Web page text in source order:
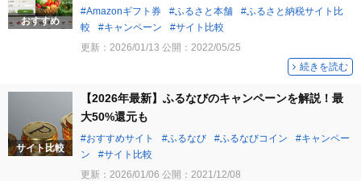
Amazonギフト券 ふるさと本舗
ふるさと納税サイト比
較
キャンペーン
サイト比較
更新： 2026/01/13 公開： 2022/05/25
続きを読む
おすすめ
【2026年最新】ふるなびのキャンペーンを解説！最
大50%還元も
おすすめサイト ふるなび ふるなびコイン
キャンペー
ン
サイト比較
更新： 2026/01/06 公開： 2021/12/08
サイト比較